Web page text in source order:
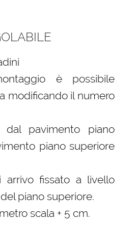
è possibile
modificando il numero
dal pavimento piano
piano superiore
arrivo fissato a livello
piano superiore.
scala + 5 cm.